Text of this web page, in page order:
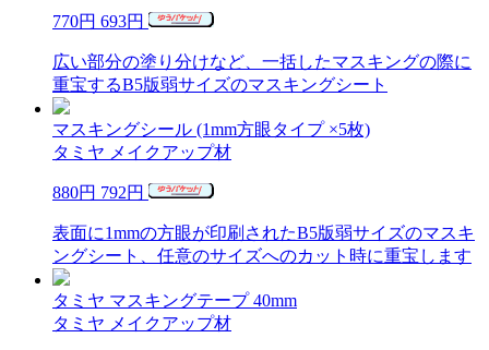
770円 693円
広い部分の塗り分けなど、一括したマスキングの際に
重宝するB5版弱サイズのマスキングシート
マスキングシール (1mm方眼タイプ ×5枚)
タミヤ メイクアップ材
880円 792円
表面に1mmの方眼が印刷されたB5版弱サイズのマスキ
ングシート、任意のサイズへのカット時に重宝します
タミヤ マスキングテープ 40mm
タミヤ メイクアップ材